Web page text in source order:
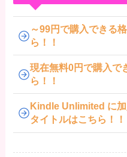
～99円で購入できる
ら！！
現在無料0円で購入で
ら！！
Kindle Unlimited に
タイトルはこちら！！